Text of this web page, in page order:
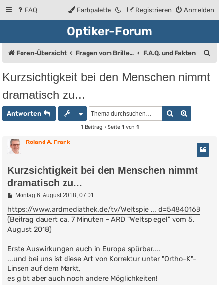
FAQ Anmelden
Registrieren
Farbpalette
Optiker-Forum
Foren-Übersicht Fragen vom Brillenträger an den Augenoptiker F.A.Q. und Fakten
Kurzsichtigkeit bei den Menschen nimmt
dramatisch zu...
Antworten Suche
1 Beitrag • Seite 1von 1
Roland A. Frank
Kurzsichtigkeit bei den Menschen nimmt
dramatisch zu...
B
i
t
r
a
Montag 6. August 2018, 07:01
https://www.ardmediathek.de/tv/Weltspie ... d=54840168
(Beitrag dauert ca. 7 Minuten - ARD "Weltspiegel" vom 5.
August 2018)
Erste Auswirkungen auch in Europa spürbar....
...und bei uns ist diese Art von Korrektur unter "Ortho-K"-
Linsen auf dem Markt,
es gibt aber auch noch andere Möglichkeiten!